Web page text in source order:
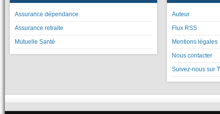
Assurance dépendance
Assurance retraite
Mutuelle Santé
Auteur
Flux RSS
Mentions légales
Nous contacter
Suivez-nous sur